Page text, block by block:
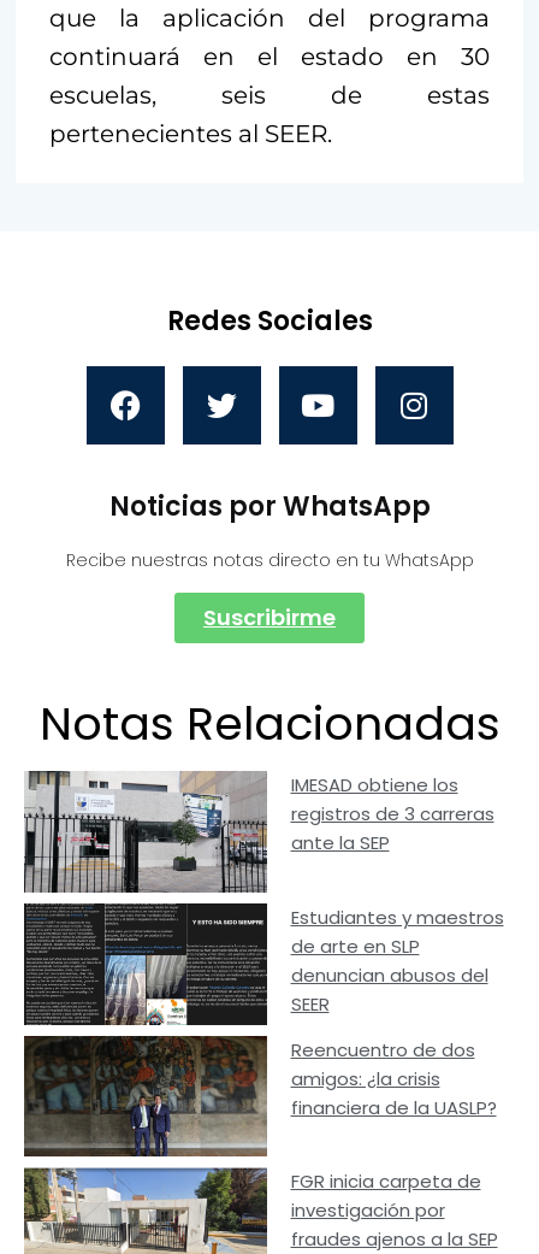
que la aplicación del programa
continuará en el estado en 30
escuelas, seis de estas
pertenecientes al SEER.
Redes Sociales
Noticias por WhatsApp
Recibe nuestras notas directo en tu WhatsApp
Suscribirme
Notas Relacionadas
IMESAD obtiene los
registros de 3 carreras
ante la SEP
Estudiantes y maestros
de arte en SLP
denuncian abusos del
SEER
Reencuentro de dos
amigos: ¿la crisis
financiera de la UASLP?
FGR inicia carpeta de
investigación por
fraudes ajenos a la SEP